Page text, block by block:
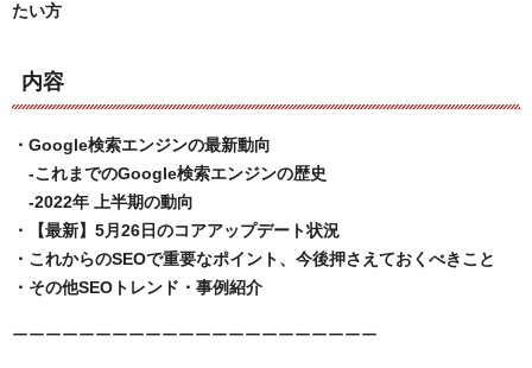
たい方
内容
・Google検索エンジンの最新動向
-これまでのGoogle検索エンジンの歴史
-2022年 上半期の動向
・【最新】5月26日のコアアップデート状況
・これからのSEOで重要なポイント、今後押さえておくべきこと
・その他SEOトレンド・事例紹介
ーーーーーーーーーーーーーーーーーーーーーー